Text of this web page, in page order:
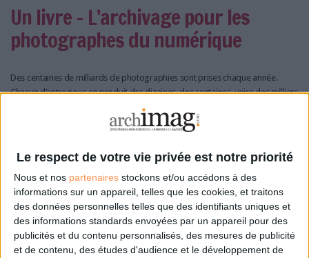
Le respect de votre vie privée est notre priorité
Nous et nos partenaires stockons et/ou accédons à des
informations sur un appareil, telles que les cookies, et traitons
des données personnelles telles que des identifiants uniques et
des informations standards envoyées par un appareil pour des
publicités et du contenu personnalisés, des mesures de publicité
et de contenu, des études d'audience et le développement de
Un livre - L’archivage pour les
photographes du numérique
Des centaines de milliards de photographies sont prises chaque année.
Chacun d’entre nous en produit des dizaines, des centaines, voire des milliers
pour les plus assidus. En revanche, l’archivage de tous ces fichiers est
considéré comme une étape marginale par la plupart des photographes.